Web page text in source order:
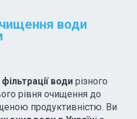
води
води різного
рівня очищення до
продуктивністю. Ви